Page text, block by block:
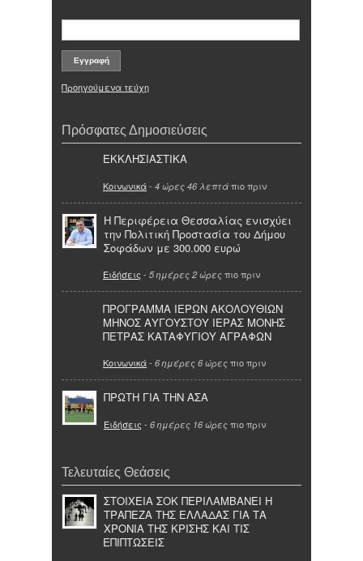
Προηγούμενα τεύχη
Πρόσφατες Δημοσιεύσεις
ΕΚΚΛΗΣΙΑΣΤΙΚΑ
Κοινωνικά- 4 ώρες 46 λεπτά πιο πριν
Η Περιφέρεια Θεσσαλίας ενισχύει
την Πολιτική Προστασία του Δήμου
Σοφάδων με 300.000 ευρώ
Ειδήσεις - 5 ημέρες 2 ώρες πιο πριν
ΠΡΟΓΡΑΜΜΑ ΙΕΡΩΝ ΑΚΟΛΟΥΘΙΩΝ
ΜΗΝΟΣ ΑΥΓΟΥΣΤΟΥ ΙΕΡΑΣ ΜΟΝΗΣ
ΠΕΤΡΑΣ ΚΑΤΑΦΥΓΙΟΥ ΑΓΡΑΦΩΝ
Κοινωνικά- 6 ημέρες 6 ώρες πιο πριν
ΠΡΩΤΗ ΓΙΑ ΤΗΝ ΑΣΑ
Ειδήσεις - 6 ημέρες 16 ώρες πιο πριν
Τελευταίες Θεάσεις
ΣΤΟΙΧΕΙΑ ΣΟΚ ΠΕΡΙΛΑΜΒΑΝΕΙ Η
ΤΡΑΠΕΖΑ ΤΗΣ ΕΛΛΑΔΑΣ ΓΙΑ ΤΑ
ΧΡΟΝΙΑ ΤΗΣ ΚΡΙΣΗΣ ΚΑΙ ΤΙΣ
ΕΠΙΠΤΩΣΕΙΣ